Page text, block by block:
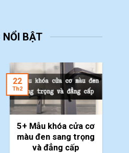
BẬT
5+ Mẫu khóa cửa cơ
màu đen sang trọng
và đẳng cấp
22
Th2